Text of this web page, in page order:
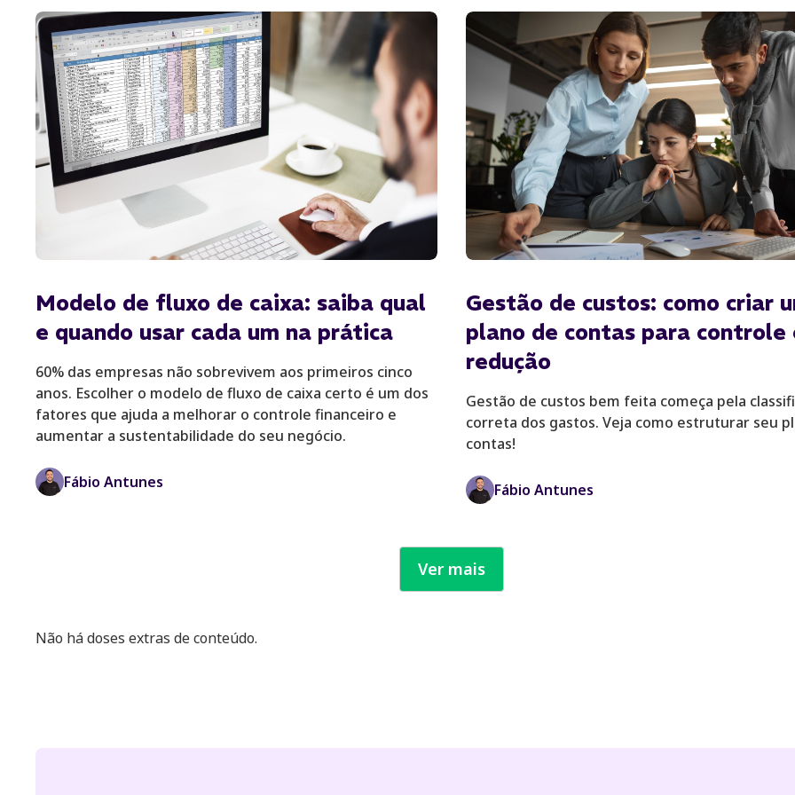
Modelo de fluxo de caixa: saiba qual
e quando usar cada um na prática
60% das empresas não sobrevivem aos primeiros cinco
anos. Escolher o modelo de fluxo de caixa certo é um dos
fatores que ajuda a melhorar o controle financeiro e
aumentar a sustentabilidade do seu negócio.
Fábio Antunes
Gestão de custos: como criar
plano de contas para controle
redução
Gestão de custos bem feita começa pela
correta dos gastos. Veja como estruturar seu
contas!
Fábio Antunes
Ver mais
Não há doses extras de conteúdo.